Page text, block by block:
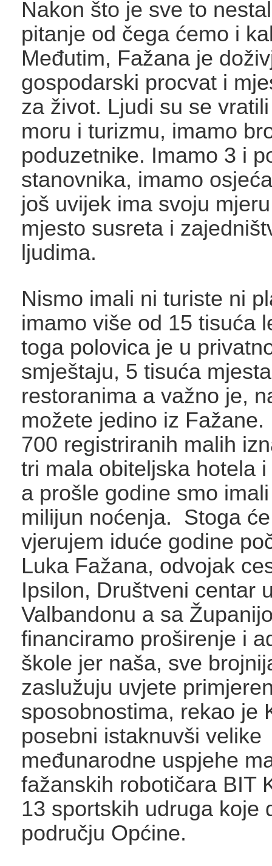
Nakon što je sve to
pitanje od čega ćemo i
Međutim, Fažana je
gospodarski procvat i
za život. Ljudi su se
moru i turizmu, imamo
poduzetnike. Imamo 3 i
stanovnika, imamo
još uvijek ima svoju
mjesto susreta i
ljudima.
Nismo imali ni turiste ni
imamo više od 15 tisuća
toga polovica je u
smještaju, 5 tisuća
restoranima a važno je,
možete jedino iz Fažane.
700 registriranih malih
tri mala obiteljska hotela
a prošle godine smo
milijun noćenja. Stoga
vjerujem iduće godine
Luka Fažana, odvojak
Ipsilon, Društveni centar
Valbandonu a sa
financiramo proširenje i
škole jer naša, sve
zaslužuju uvjete
sposobnostima, rekao je
posebni istaknuvši velike
međunarodne uspjehe
fažanskih robotičara BIT
13 sportskih udruga koje
području Općine.